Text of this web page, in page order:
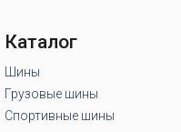
Каталог
Шины
Грузовые шины
Спортивные шины